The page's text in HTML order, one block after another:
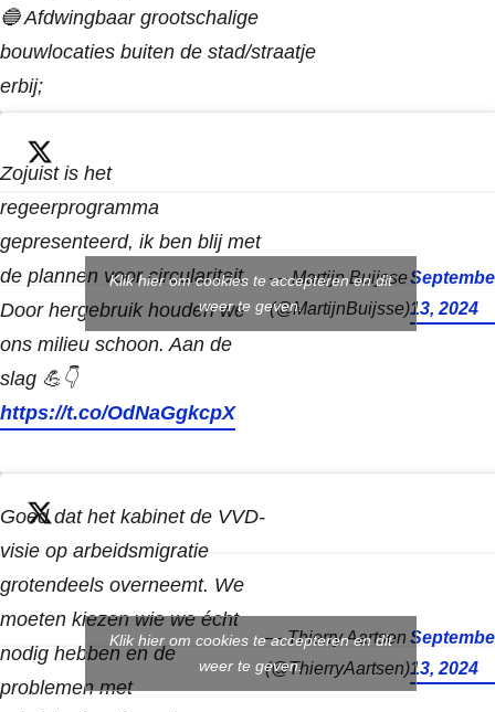
🔵 Afdwingbaar grootschalige
bouwlocaties buiten de stad/straatje
erbij;
(1/5)pic.twitter.com/DaTXwce2D2
Zojuist is het
regeerprogramma
gepresenteerd, ik ben blij met
de plannen voor circulariteit.
Door hergebruik houden we
ons milieu schoon. Aan de
slag 💪👇
https://t.co/OdNaGgkcpX
— Martijn Buijsse
(@MartijnBuijsse)13, 2024
Klik hier om cookies te accepteren en dit
weer te geven.
Goed dat het kabinet de VVD-
visie op arbeidsmigratie
grotendeels overneemt. We
moeten kiezen wie we écht
nodig hebben en de
problemen met
— Thierry Aartsen
(@ThierryAartsen)13, 2024
Klik hier om cookies te accepteren en dit
weer te geven.